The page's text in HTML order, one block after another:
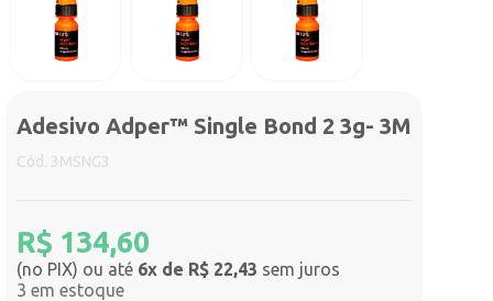
Adesivo Adper™ Single Bond 2 3g- 3M
Cód. 3MSNG3
R$ 134,60
(no PIX) ou até 6x de R$ 22,43 sem juros
3 em estoque